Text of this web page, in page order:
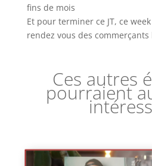
fins de mois
Et pour terminer ce JT, ce
rendez vous des commerçants
Ces autres
pourraient